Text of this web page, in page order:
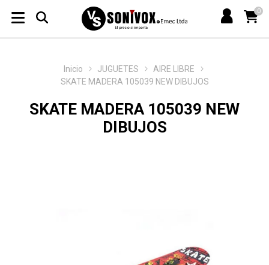
0
Inicio JUGUETES
AIRE LIBRE
SKATE MADERA 105039 NEW DIBUJOS
SKATE MADERA 105039 NEW
DIBUJOS